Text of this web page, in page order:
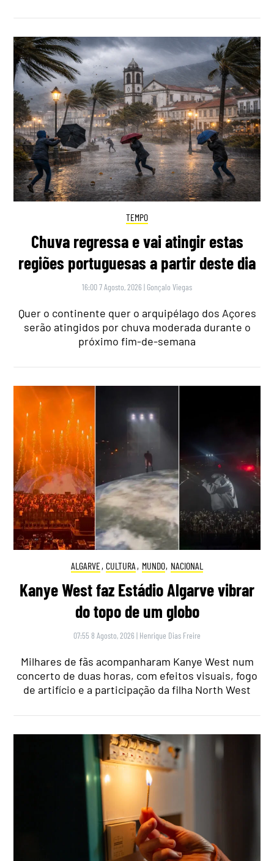
TEMPO
Chuva regressa e vai atingir estas
regiões portuguesas a partir deste dia
16:00 7 Agosto, 2026 | Gonçalo Viegas
Quer o continente quer o arquipélago dos Açores
serão atingidos por chuva moderada durante o
próximo fim-de-semana
ALGARVE, CULTURA , MUNDO, NACIONAL
Kanye West faz Estádio Algarve vibrar
do topo de um globo
07:55 8 Agosto, 2026 | Henrique Dias Freire
Milhares de fãs acompanharam Kanye West num
concerto de duas horas, com efeitos visuais, fogo
de artifício e a participação da filha North West